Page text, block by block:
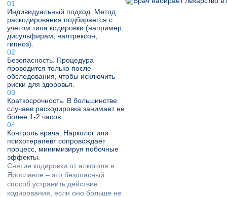
Индивидуальный подход. Метод
раскодирования подбирается с
учетом типа кодировки (например,
дисульфирам, налтрексон,
гипноз).
Безопасность. Процедура
проводится только после
обследования, чтобы исключить
риски для здоровья.
Краткосрочность. В большинстве
случаев раскодировка занимает не
более 1-2 часов.
Контроль врача. Нарколог или
психотерапевт сопровождает
процесс, минимизируя побочные
эффекты.
Снятие кодировки от алкоголя в
Ярославле – это безопасный
способ устранить действие
кодирования, если оно больше не